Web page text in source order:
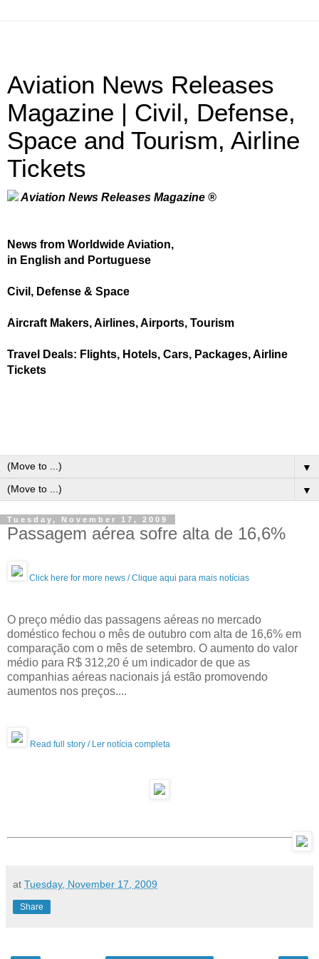
Aviation News Releases
Magazine | Civil, Defense,
Space and Tourism, Airline
Tickets
Aviation News Releases Magazine ®
News from Worldwide Aviation,
in English and Portuguese
Civil, Defense & Space
Aircraft Makers, Airlines, Airports, Tourism
Travel Deals: Flights, Hotels, Cars, Packages, Airline
Tickets
▼
▼
Tuesday, November 17, 2009
Passagem aérea sofre alta de 16,6%
Click here for more news / Clique aqui para mais notícias
O preço médio das passagens aéreas no mercado
doméstico fechou o mês de outubro com alta de 16,6% em
comparação com o mês de setembro. O aumento do valor
médio para R$ 312,20 é um indicador de que as
companhias aéreas nacionais já estão promovendo
aumentos nos preços....
Read full story / Ler notícia completa
at Tuesday, November 17, 2009
Share